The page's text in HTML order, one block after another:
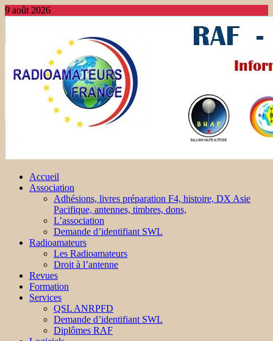
9 août 2026
Accueil
Association
Adhésions, livres préparation F4, histoire, DX Asie
Pacifique, antennes, timbres, dons,
L’association
Demande d’identifiant SWL
Radioamateurs
Les Radioamateurs
Droit à l’antenne
Revues
Formation
Services
QSL ANRPFD
Demande d’identifiant SWL
Diplômes RAF